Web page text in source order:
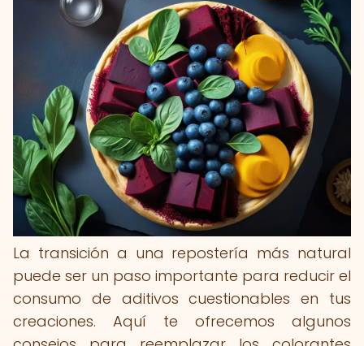
La transición a una repostería más natural
puede ser un paso importante para reducir el
consumo de aditivos cuestionables en tus
creaciones. Aquí te ofrecemos algunos